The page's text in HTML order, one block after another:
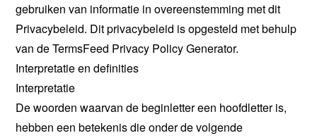
gebruiken van informatie in overeenstemming met dit
Privacybeleid. Dit privacybeleid is opgesteld met behulp
van de TermsFeed Privacy Policy Generator.
Interpretatie en definities
Interpretatie
De woorden waarvan de beginletter een hoofdletter is,
hebben een betekenis die onder de volgende